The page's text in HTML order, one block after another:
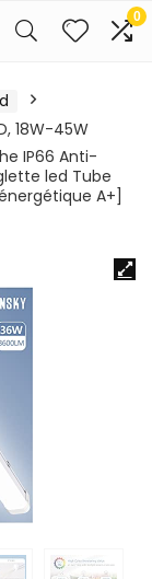
0
18W-45W
IP66 Anti-
led Tube
A+]